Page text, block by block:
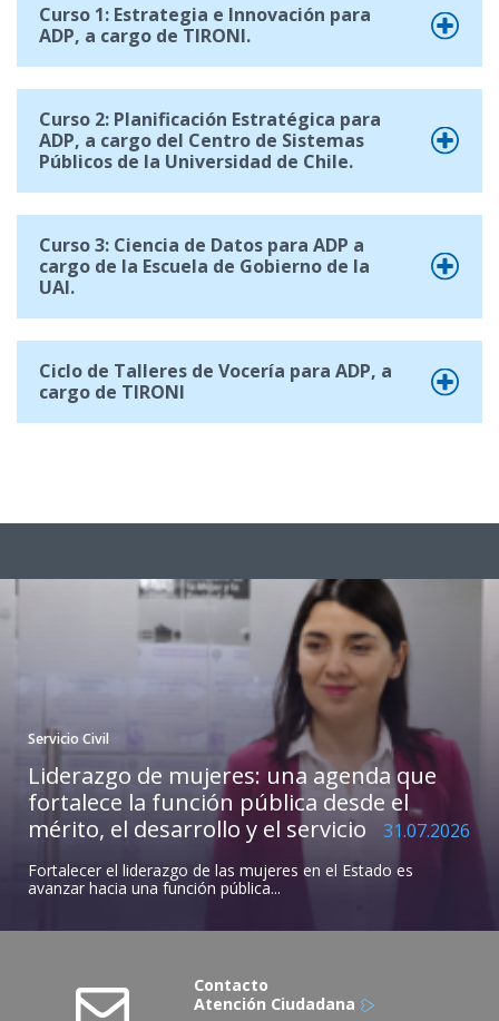
Curso 1: Estrategia e Innovación para
ADP, a cargo de TIRONI.
Curso 2: Planificación Estratégica para
ADP, a cargo del Centro de Sistemas
Públicos de la Universidad de Chile.
Curso 3: Ciencia de Datos para ADP a
cargo de la Escuela de Gobierno de la
UAI.
Ciclo de Talleres de Vocería para ADP, a
cargo de TIRONI
Servicio Civil
Liderazgo de mujeres: una agenda que
fortalece la función pública desde el
mérito, el desarrollo y el servicio
31.07.2026
Fortalecer el liderazgo de las mujeres en el Estado es
avanzar hacia una función pública...
Contacto
Atención Ciudadana